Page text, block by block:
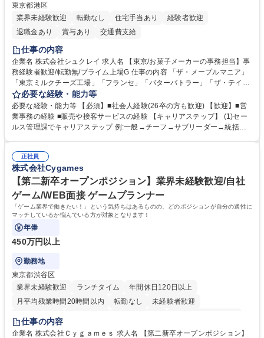
東京都港区
業界未経験歓迎
転勤なし 住宅手当あり
経験者歓迎
退職金あり
賞与あり 交通費支給
仕事の内容
企業名 株式会社シュクレイ 求人名 【東京/お菓子メーカーの事務担当】事
務経験者歓迎/転勤無/プライム上場G 仕事の内容 「ザ・メープルマニア」
「東京ミルクチーズ工場」「フランセ」「バターバトラー」「ザ・テイラ
ー」「DROOLY」等のブランドを多数展開する当社にて、オリジナル菓子
ブランド商品の事務業務をお任せいたします。 【具体的な業務内容】 ■店
舗からの発注受付/PC入力業務 ■受電対応(社内/社外) ■商品のマスター登
録 ■日々の売上抽出・報告 ■提携企業への書類送付業務 ■契約書管理業務
必要な経験・能力等
必要な経験・能力等 【必須】■社会人経験(26卒の方も歓迎) 【歓迎】■営
業事務の経験 ■販売や接客サービスの経験 【キャリアステップ】 (1)セー
ルス管理課でキャリアステップ 例:一般→チーフ→サブリーダー→統括リ
や個別面談を通してご自身のキャリアと向き合っていただき、会社として
もバックアップしていきます。 学歴・資格 学歴：大学院 大学 高専 短大
専修学校 高校 語学力： 資格：
正社員
株式会社Cygames
【第二新卒オープンポジション】業界未経験歓迎/自社
ゲーム/WEB面接 ゲームプランナー
「ゲーム業界で働きたい！」という気持ちはあるものの、どのポジションが自分の適性に
マッチしているか悩んでいる方が対象となります！
年俸
450万円以上
勤務地
東京都渋谷区
業界未経験歓迎
ランチタイム
年間休日120日以上
月平均残業時間20時間以内
転勤なし
未経験者歓迎
住宅手当あり
交通費支給
土日祝休み 服装自由 昼食補助あり
第二新卒歓迎
仕事の内容
企業名 株式会社Ｃｙｇａｍｅｓ 求人名 【第二新卒オープンポジション】